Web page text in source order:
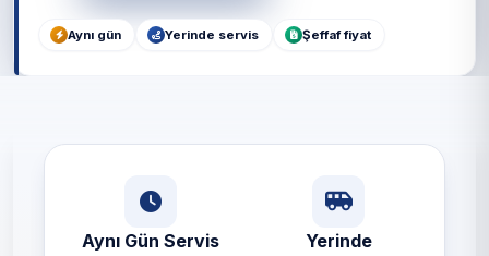
Aynı gün Yerinde servis Şeffaf fiyat
Aynı Gün Servis
Yerinde